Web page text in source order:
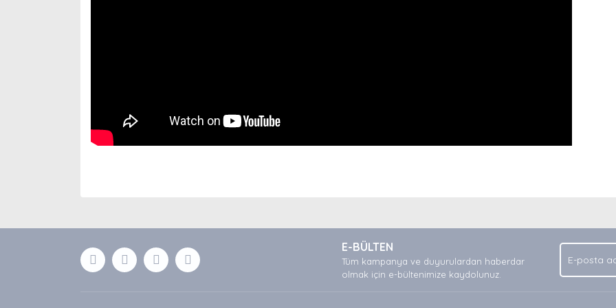
Ürün açıklamasında eksik bilgiler bulunuyor.
E-BÜLTEN
Tüm kampanya ve duyurulardan haberdar
olmak için e-bültenimize kaydolunuz.